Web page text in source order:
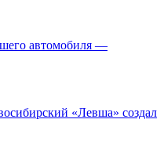
автомобиля —
«Левша» создал